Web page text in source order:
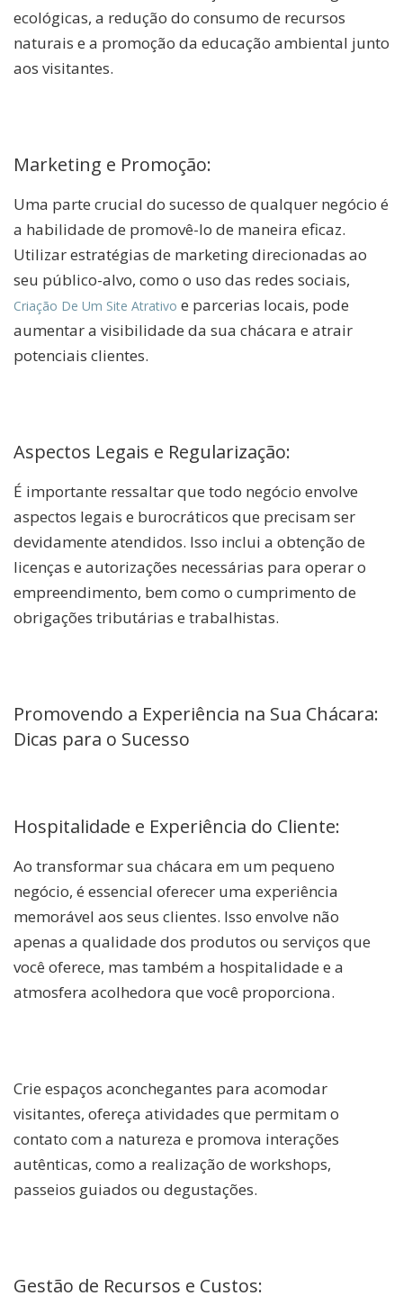
ecológicas, a redução do consumo de recursos
naturais e a promoção da educação ambiental junto
aos visitantes.
Marketing e Promoção:
Uma parte crucial do sucesso de qualquer negócio é
a habilidade de promovê-lo de maneira eficaz.
Utilizar estratégias de marketing direcionadas ao
seu público-alvo, como o uso das redes sociais,
Criação De Um Site Atrativo e parcerias locais, pode
aumentar a visibilidade da sua chácara e atrair
potenciais clientes.
Aspectos Legais e Regularização:
É importante ressaltar que todo negócio envolve
aspectos legais e burocráticos que precisam ser
devidamente atendidos. Isso inclui a obtenção de
licenças e autorizações necessárias para operar o
empreendimento, bem como o cumprimento de
obrigações tributárias e trabalhistas.
Promovendo a Experiência na Sua Chácara:
Dicas para o Sucesso
Hospitalidade e Experiência do Cliente:
Ao transformar sua chácara em um pequeno
negócio, é essencial oferecer uma experiência
memorável aos seus clientes. Isso envolve não
apenas a qualidade dos produtos ou serviços que
você oferece, mas também a hospitalidade e a
atmosfera acolhedora que você proporciona.
Crie espaços aconchegantes para acomodar
visitantes, ofereça atividades que permitam o
contato com a natureza e promova interações
autênticas, como a realização de workshops,
passeios guiados ou degustações.
Gestão de Recursos e Custos: